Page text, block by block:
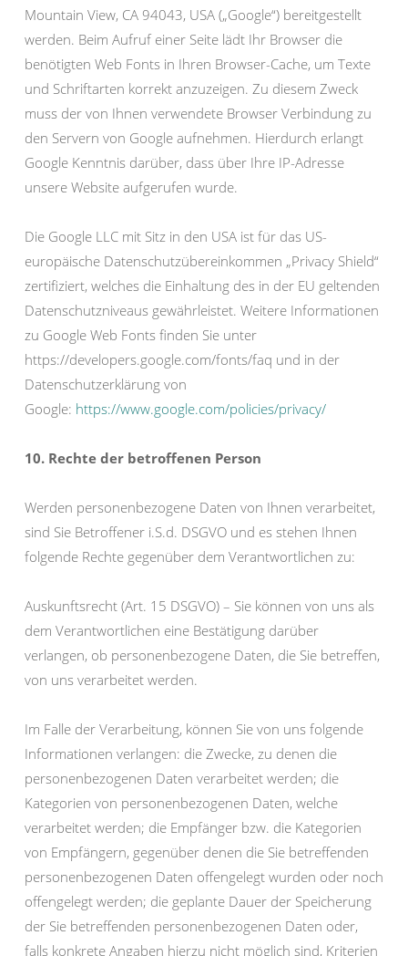
Mountain View, CA 94043, USA („Google“) bereitgestellt
werden. Beim Aufruf einer Seite lädt Ihr Browser die
benötigten Web Fonts in Ihren Browser-Cache, um Texte
und Schriftarten korrekt anzuzeigen. Zu diesem Zweck
muss der von Ihnen verwendete Browser Verbindung zu
den Servern von Google aufnehmen. Hierdurch erlangt
Google Kenntnis darüber, dass über Ihre IP-Adresse
unsere Website aufgerufen wurde.
Die Google LLC mit Sitz in den USA ist für das US-
europäische Datenschutzübereinkommen „Privacy Shield“
zertifiziert, welches die Einhaltung des in der EU geltenden
Datenschutzniveaus gewährleistet. Weitere Informationen
zu Google Web Fonts finden Sie unter
https://developers.google.com/fonts/faq und in der
Datenschutzerklärung von
Google: https://www.google.com/policies/privacy/
10. Rechte der betroffenen Person
Werden personenbezogene Daten von Ihnen verarbeitet,
sind Sie Betroffener i.S.d. DSGVO und es stehen Ihnen
folgende Rechte gegenüber dem Verantwortlichen zu:
Auskunftsrecht (Art. 15 DSGVO) – Sie können von uns als
dem Verantwortlichen eine Bestätigung darüber
verlangen, ob personenbezogene Daten, die Sie betreffen,
von uns verarbeitet werden.
Im Falle der Verarbeitung, können Sie von uns folgende
Informationen verlangen: die Zwecke, zu denen die
personenbezogenen Daten verarbeitet werden; die
Kategorien von personenbezogenen Daten, welche
verarbeitet werden; die Empfänger bzw. die Kategorien
von Empfängern, gegenüber denen die Sie betreffenden
personenbezogenen Daten offengelegt wurden oder noch
offengelegt werden; die geplante Dauer der Speicherung
der Sie betreffenden personenbezogenen Daten oder,
falls konkrete Angaben hierzu nicht möglich sind, Kriterien